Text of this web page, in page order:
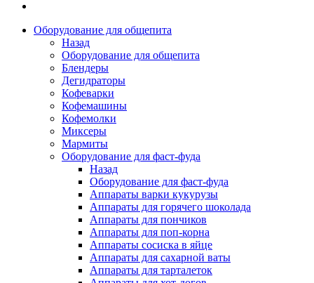
Оборудование для общепита
Назад
Оборудование для общепита
Блендеры
Дегидраторы
Кофеварки
Кофемашины
Кофемолки
Миксеры
Мармиты
Оборудование для фаст-фуда
Назад
Оборудование для фаст-фуда
Аппараты варки кукурузы
Аппараты для горячего шоколада
Аппараты для пончиков
Аппараты для поп-корна
Аппараты сосиска в яйце
Аппараты для сахарной ваты
Аппараты для тарталеток